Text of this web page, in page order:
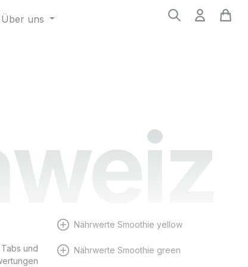
Über uns
und
Nährwerte Smoothie yellow
Nährwerte Smoothie green